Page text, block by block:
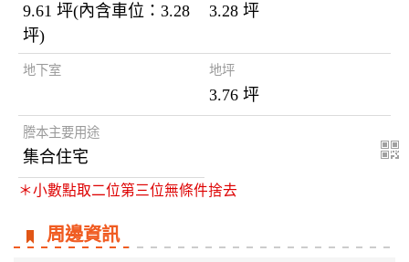
9.61 坪(內含車位：3.28
坪)
3.28 坪
地下室 地坪
3.76 坪
謄本主要用途
集合住宅
＊小數點取二位第三位無條件捨去
周邊資訊